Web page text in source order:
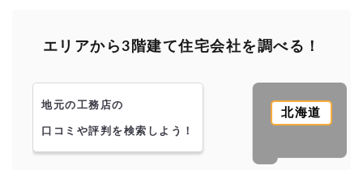
エリアから3階建て住宅会社を調べる！
北海道
地元の工務店の
口コミや評判を検索しよう！